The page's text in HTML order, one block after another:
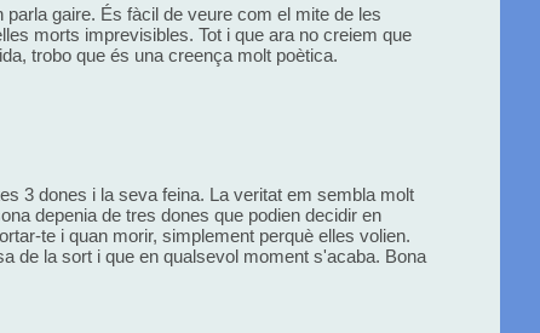
gaire. És fàcil de veure com el mite de les
morts imprevisibles. Tot i que ara no creiem que
trobo que és una creença molt poètica.
3 dones i la seva feina. La veritat em sembla molt
depenia de tres dones que podien decidir en
te i quan morir, simplement perquè elles volien.
de la sort i que en qualsevol moment s'acaba. Bona